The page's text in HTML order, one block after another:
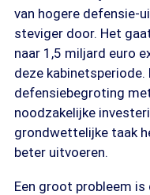
van hogere defensie-
steviger door. Het
naar 1,5 miljard euro
deze kabinetsperiode.
defensiebegroting
noodzakelijke
grondwettelijke taak
beter uitvoeren.
Een groot probleem